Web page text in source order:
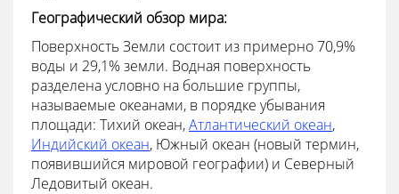
Географический обзор мира:
Поверхность Земли состоит из примерно 70,9%
воды и 29,1% земли. Водная поверхность
разделена условно на большие группы,
называемые океанами, в порядке убывания
площади: Тихий океан,Атлантический океан,
Индийский океан, Южный океан (новый термин,
появившийся мировой географии) и Северный
Ледовитый океан.